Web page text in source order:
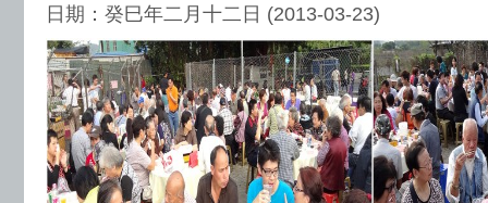
日期：癸巳年二月十二日 (2013-03-23)